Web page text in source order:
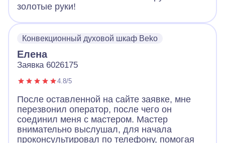
золотые руки!
Конвекционный духовой шкаф Beko
Елена
Заявка 6026175
4.8/5
После оставленной на сайте заявке, мне
перезвонил оператор, после чего он
соединил меня с мастером. Мастер
внимательно выслушал, для начала
проконсультировал по телефону, помогая